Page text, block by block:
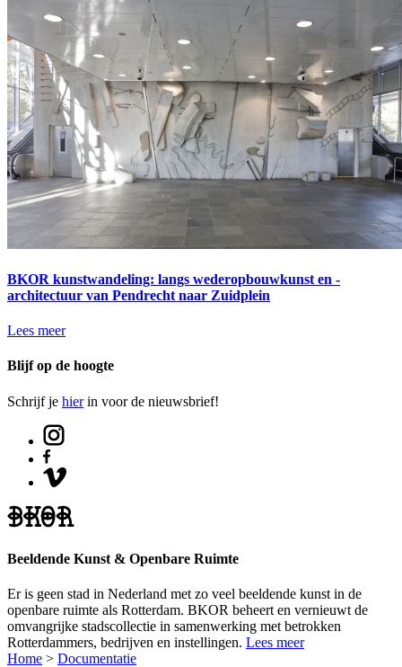
BKOR kunstwandeling: langs wederopbouwkunst en -
architectuur van Pendrecht naar Zuidplein
Lees meer
Blijf op de hoogte
Schrijf je hierin voor de nieuwsbrief!
Beeldende Kunst & Openbare Ruimte
Er is geen stad in Nederland met zo veel beeldende kunst in de
openbare ruimte als Rotterdam. BKOR beheert en vernieuwt de
omvangrijke stadscollectie in samenwerking met betrokken
Rotterdammers, bedrijven en instellingen. Lees meer
Home > Documentatie